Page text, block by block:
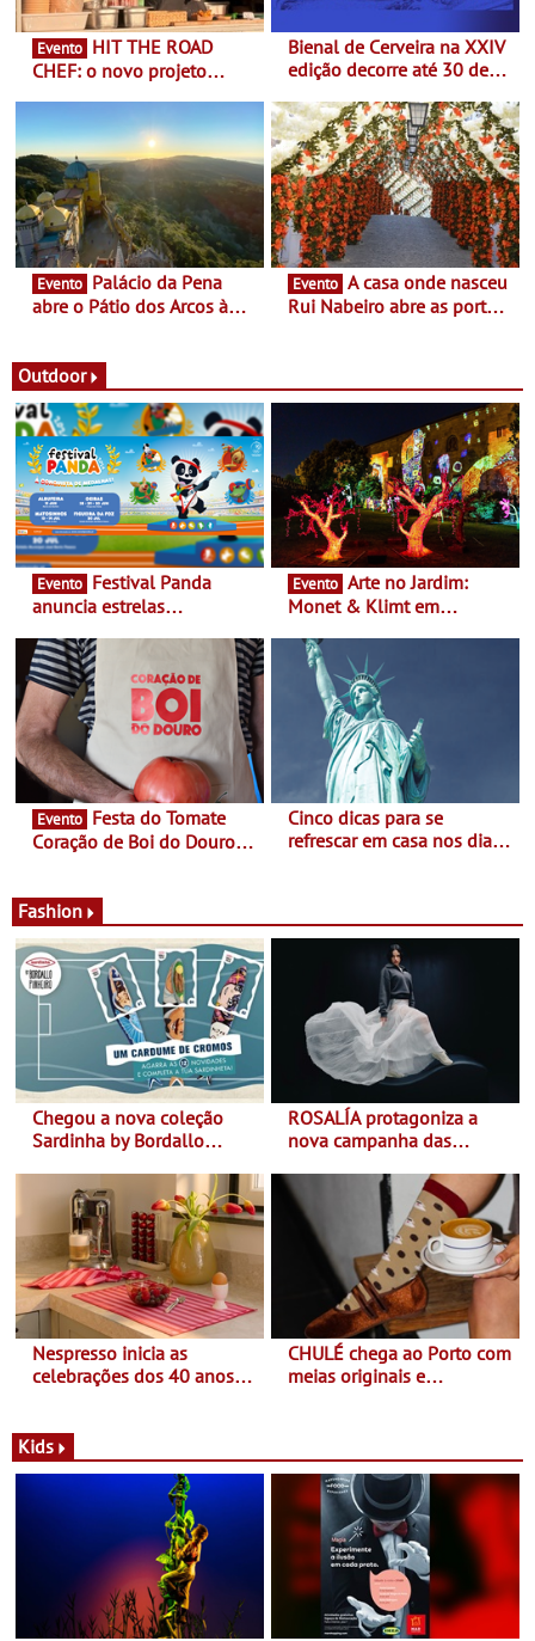
Evento
CHEF: o novo projeto
Queiroz Ribeiro - Um novo
conceito gastronómico
itinerante que percorre
Portugal
Bienal de Cerveira na XXIV
edição decorre até 30 de
enquanto “Territórios sem
Fronteira”
Evento
abre o Pátio dos Arcos à
Evento
Rui Nabeiro abre as portas
16 de agosto
Outdoor
Evento
anuncia estrelas
- Entre Junho e Julho pelo
país
Evento
Monet & Klimt em
ao final de Setembro -
Experiência luminosa no
jardim do Museu de
Alberto Sampaio
Evento
Coração de Boi do Douro -
Cinco dicas para se
refrescar em casa nos dias
Fashion
Chegou a nova coleção
Sardinha by Bordallo
ROSALÍA protagoniza a
nova campanha das
Balance
Nespresso inicia as
celebrações dos 40 anos
Novas - Edição limitada
Nespresso x Torres Novas
CHULÉ chega ao Porto com
meias originais e
Shopping
Kids